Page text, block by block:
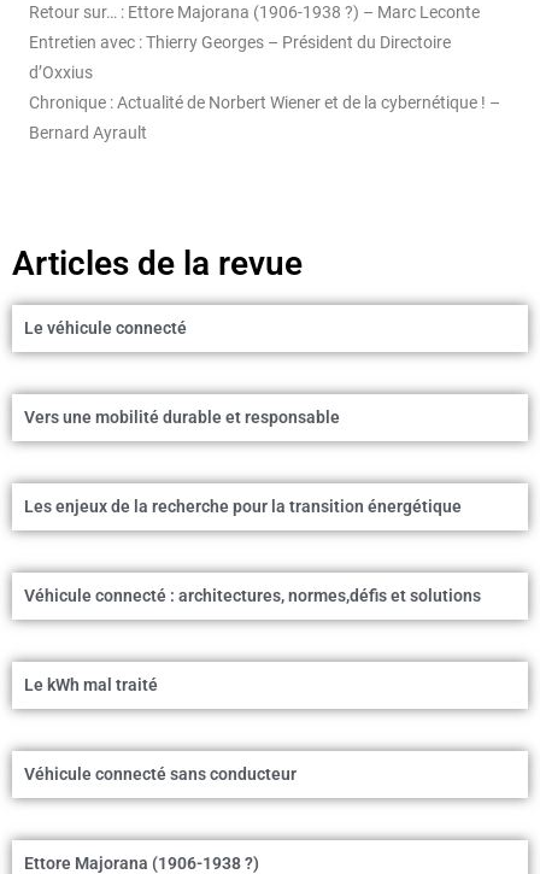
Retour sur… : Ettore Majorana (1906-1938 ?) – Marc Leconte
Entretien avec : Thierry Georges – Président du Directoire
d’Oxxius
Chronique : Actualité de Norbert Wiener et de la cybernétique ! –
Bernard Ayrault
Articles de la revue
Le véhicule connecté
Vers une mobilité durable et responsable
Les enjeux de la recherche pour la transition énergétique
Véhicule connecté : architectures, normes,défis et solutions
Le kWh mal traité
Véhicule connecté sans conducteur
Ettore Majorana (1906-1938 ?)